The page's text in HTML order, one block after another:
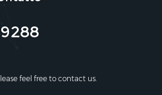
feel free to contact us.